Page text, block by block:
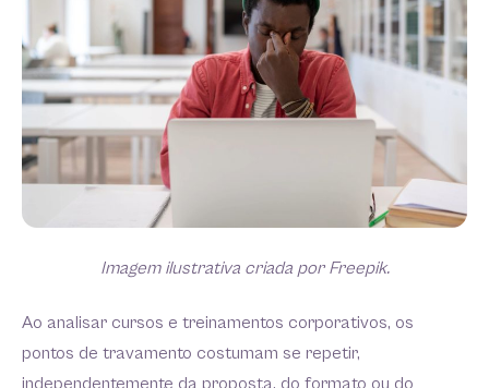
Imagem ilustrativa criada por Freepik.
Ao analisar cursos e treinamentos corporativos, os
pontos de travamento costumam se repetir,